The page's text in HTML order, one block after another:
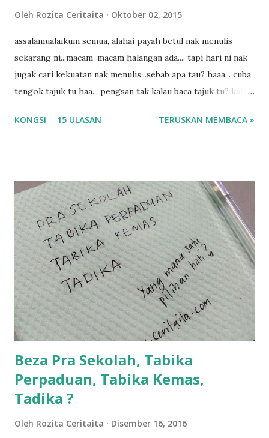
Oleh Rozita Ceritaita Oktober 02, 2015
assalamualaikum semua, alahai payah betul nak menulis
sekarang ni...macam-macam halangan ada.... tapi hari ni nak
jugak cari kekuatan nak menulis...sebab apa tau? haaa... cuba
tengok tajuk tu haa... pengsan tak kalau baca tajuk tu? kalau
tau? yang sebut tu anak aku....diulangi ANAK AKU ....adoiiii
balik keja aku ajak la shah singgah Giant beli barang
sikit...dalam perjalanan dari dalam kereta tu biasalah kan
kami memang akan pimpin anak-anak jalan sampai masuk
dalam... dan kebiasanya bagi anak 4 macam kami ni bahagi-
bahagi lah siapa nak pimpin siapa... dan biasanya aku akan
dukung adik hadi sambil pimpin kakak husna... yang abg
ngah dengan abg long terserah pada shah la pulak.. tapi
kalau ikut anak-anak semua nak ummi pimpin... ajer rebeh
ba...
KONGSI 15 ULASAN TERUSKAN MEMBACA »
Beza Pra Sekolah, Tabika
Perpaduan, Tabika Kemas,
Tadika ?
Oleh Rozita Ceritaita Disember 16, 2016